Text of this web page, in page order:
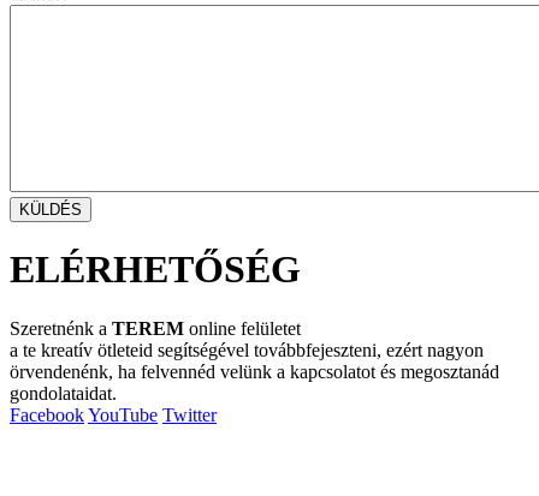
ELÉRHETŐSÉG
Szeretnénk a TEREM online felületet
a te kreatív ötleteid segítségével továbbfejeszteni, ezért nagyon
örvendenénk, ha felvennéd velünk a kapcsolatot és megosztanád
gondolataidat.
FacebookYouTube Twitter